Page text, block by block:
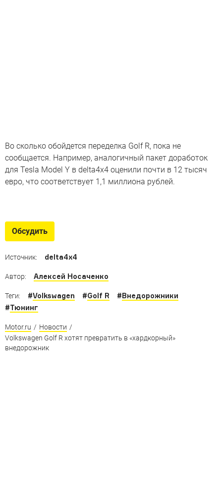
Во сколько обойдется переделка Golf R, пока не
сообщается. Например, аналогичный пакет доработок
для Tesla Model Y в delta4x4 оценили почти в 12 тысяч
евро, что соответствует 1,1 миллиона рублей.
Неожиданные творения знаменитых тюнинг-ателье
Обсудить
Источник: delta4x4
Автор: Алексей Носаченко
Теги: #Volkswagen #Golf R #Внедорожники
#Тюнинг
Motor.ru / Новости /
Volkswagen Golf R хотят превратить в «хардкорный»
внедорожник